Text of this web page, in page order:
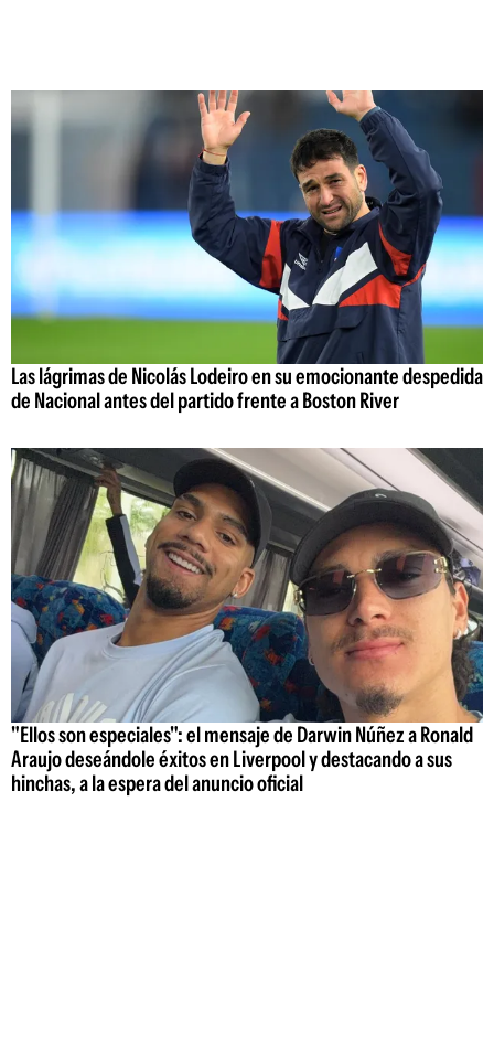
Las lágrimas de Nicolás Lodeiro en su emocionante despedida
de Nacional antes del partido frente a Boston River
"Ellos son especiales": el mensaje de Darwin Núñez a Ronald
Araujo deseándole éxitos en Liverpool y destacando a sus
hinchas, a la espera del anuncio oficial